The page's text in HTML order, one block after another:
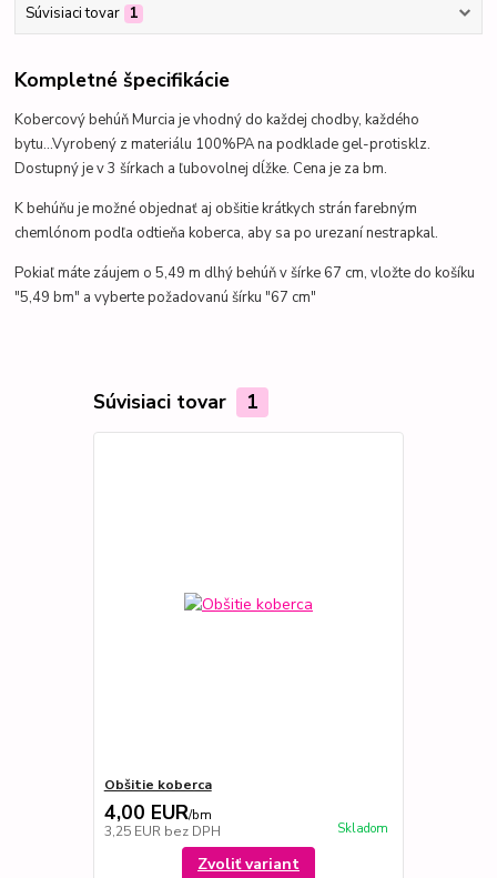
Súvisiaci tovar 1
Kompletné špecifikácie
Kobercový behúň Murcia je vhodný do každej chodby, každého
bytu...Vyrobený z materiálu 100%PA na podklade gel-protisklz.
Dostupný je v 3 šírkach a ľubovolnej dĺžke. Cena je za bm.
K behúňu je možné objednať aj obšitie krátkych strán farebným
chemlónom podľa odtieňa koberca, aby sa po urezaní nestrapkal.
Pokiaľ máte záujem o 5,49 m dlhý behúň v šírke 67 cm, vložte do košíku
"5,49 bm" a vyberte požadovanú šírku "67 cm"
Súvisiaci tovar 1
Obšitie koberca
4,00 EUR/bm
3,25 EUR bez DPH Skladom
Zvoliť variant